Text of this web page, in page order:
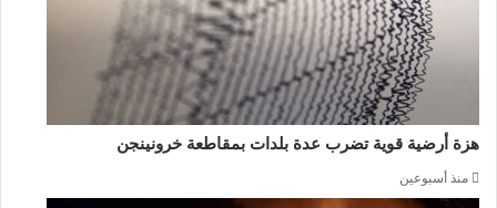
هزة أرضية قوية تضرب عدة بلدات بمقاطعة خرونينجن
منذ أسبوعين